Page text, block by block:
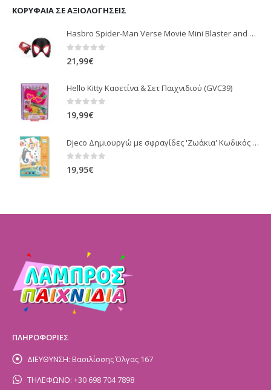
ΚΟΡΥΦΑΊΑ ΣΕ ΑΞΙΟΛΟΓΉΣΕΙΣ
Hasbro Spider-Man Verse Movie Mini Blaster and Mask Miles Morales
21,99€
Hello Kitty Κασετίνα & Σετ Παιχνιδιού (GVC39)
0 out of 5
19,99€
Djeco Δημιουργώ με σφραγίδες 'Ζωάκια' Κωδικός 08742
0 out of 5
19,95€
ΠΛΗΡΟΦΟΡΙΕΣ
ΔΙΕΥΘΥΝΣΗ: Βασιλίσσης Όλγας 167
ΤΗΛΕΦΩΝΟ: +30 698 704 7898